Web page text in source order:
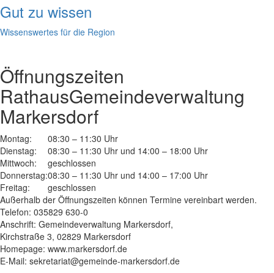
Gut zu wissen
Wissenswertes für die Region
Öffnungszeiten
RathausGemeindeverwaltung
Markersdorf
Montag:
08:30 – 11:30 Uhr
Dienstag:
08:30 – 11:30 Uhr und 14:00 – 18:00 Uhr
Mittwoch:
geschlossen
Donnerstag:08:30 – 11:30 Uhr und 14:00 – 17:00 Uhr
Freitag:
geschlossen
Außerhalb der Öffnungszeiten können Termine vereinbart werden.
Telefon: 035829 630-0
Anschrift: Gemeindeverwaltung Markersdorf,
Kirchstraße 3, 02829 Markersdorf
Homepage: www.markersdorf.de
E-Mail: sekretariat@gemeinde-markersdorf.de